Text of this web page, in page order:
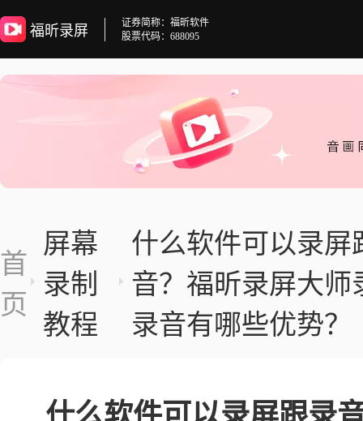
福昕录屏
证券简称：福昕软件
股票代码：688095
首
页
屏幕
录制
教程
什么软件可以录屏
音？福昕录屏大师
录音有哪些优势？